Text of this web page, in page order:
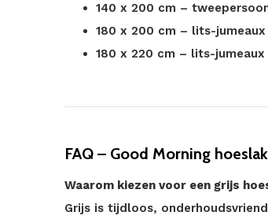
140 x 200 cm –
180 x 200 cm – lits-jumeaux
180 x 220 cm – lits-
FAQ – Good Morning
Waarom kiezen voor een grijs
Grijs is tijdloos,